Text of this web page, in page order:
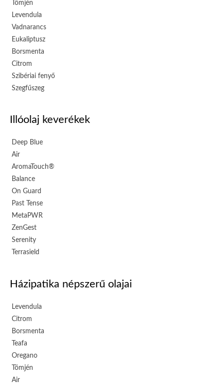
Tömjén
Levendula
Vadnarancs
Eukaliptusz
Borsmenta
Citrom
Szibériai fenyő
Szegfűszeg
Illóolaj keverékek
Deep Blue
Air
AromaTouch®
Balance
On Guard
Past Tense
MetaPWR
ZenGest
Serenity
Terrasield
Házipatika népszerű olajai
Levendula
Citrom
Borsmenta
Teafa
Oregano
Tömjén
Air